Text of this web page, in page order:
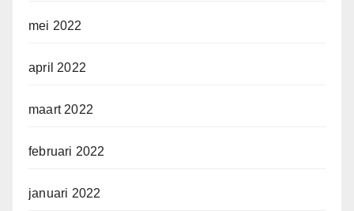
mei 2022
april 2022
maart 2022
februari 2022
januari 2022